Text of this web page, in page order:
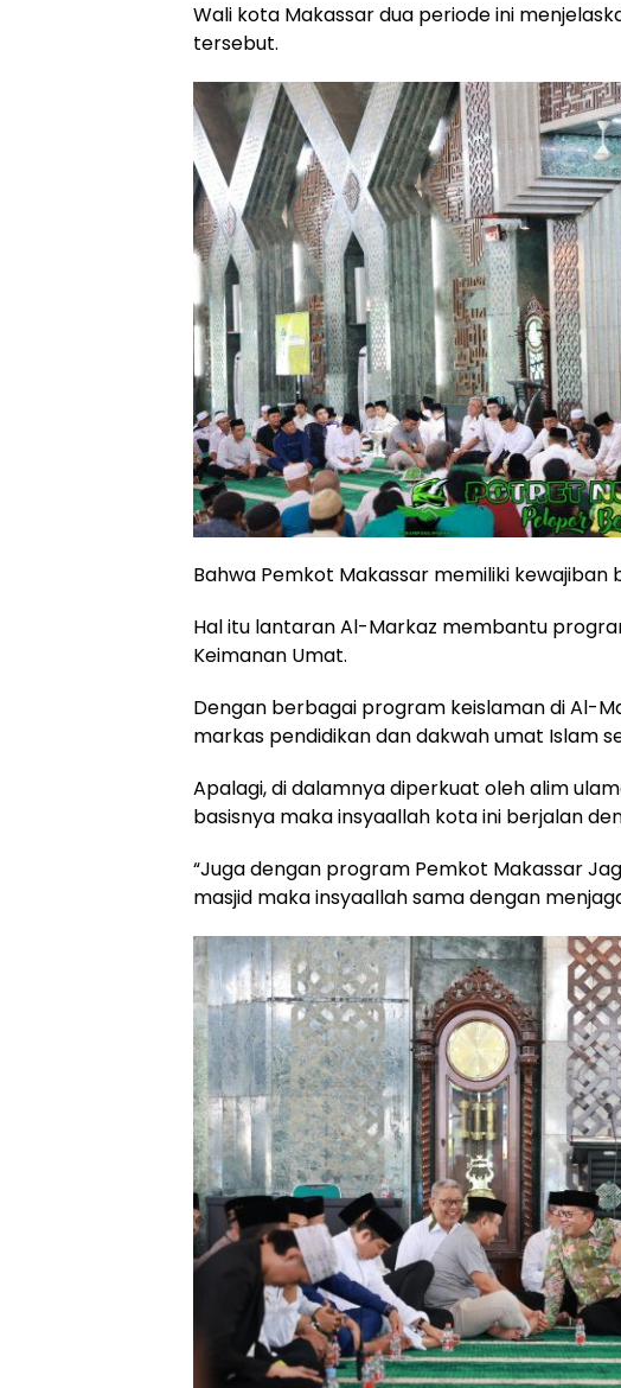
Wali kota Makassar dua periode ini
tersebut.
Bahwa Pemkot Makassar memiliki kewajiban
Hal itu lantaran Al-Markaz membantu
Keimanan Umat.
Dengan berbagai program keislaman di Al-
markas pendidikan dan dakwah umat Islam
Apalagi, di dalamnya diperkuat oleh alim
basisnya maka insyaallah kota ini berjalan
“Juga dengan program Pemkot Makassar
masjid maka insyaallah sama dengan